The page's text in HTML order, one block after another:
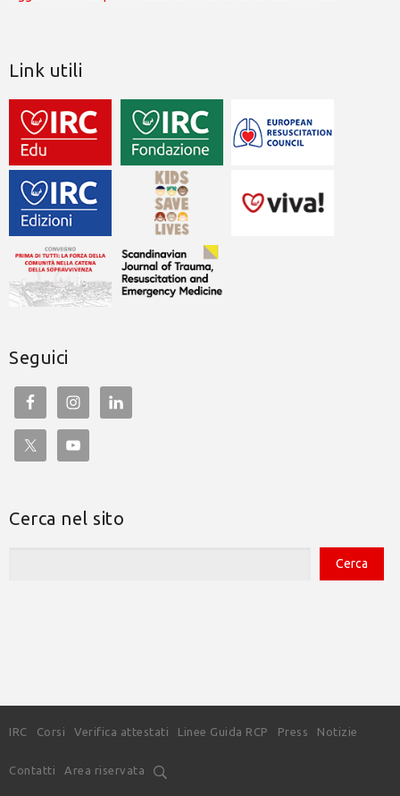
Link utili
Seguici
Cerca nel sito
IRC Corsi Verifica attestati Linee Guida RCP Press Notizie
Contatti Area riservata